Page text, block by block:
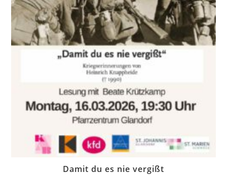
Damit du es nie vergißt